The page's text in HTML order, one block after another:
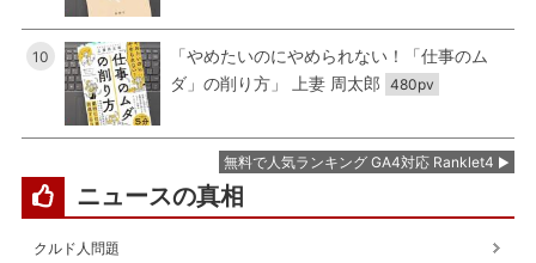
10
「やめたいのにやめられない！「仕事のム
ダ」の削り方」 上妻 周太郎 480pv
無料で人気ランキング GA4対応 Ranklet4
ニュースの真相
クルド人問題